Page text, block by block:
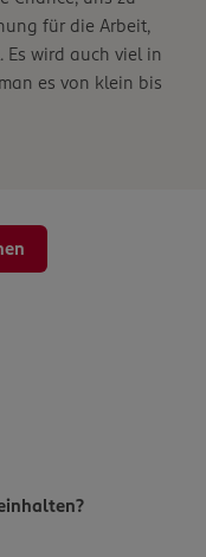
für die Arbeit,
wird auch viel in
es von klein bis